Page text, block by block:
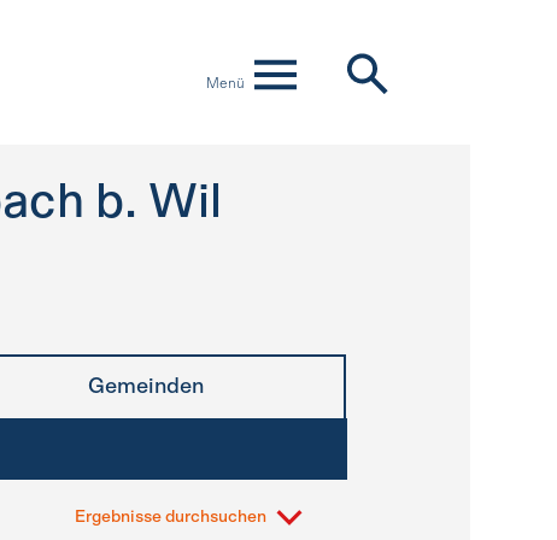
Menü
b. Wil
Gemeinden
Ergebnisse durchsuchen